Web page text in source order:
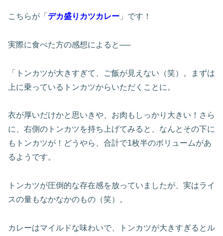
こちらが「 デカ盛りカツカレー 」です！
実際に食べた方の感想によると──
「トンカツが大きすぎて、ご飯が見えない（笑）。まずは
上に乗っているトンカツからいただくことに。
衣が厚いだけかと思いきや、お肉もしっかり大きい！さら
に、右側のトンカツを持ち上げてみると、なんとその下に
もトンカツが！どうやら、合計で1枚半のボリュームがあ
るようです。
トンカツが圧倒的な存在感を放っていましたが、実はライ
スの量もなかなかのもの（笑）。
カレーはマイルドな味わいで、トンカツが大きすぎるとル